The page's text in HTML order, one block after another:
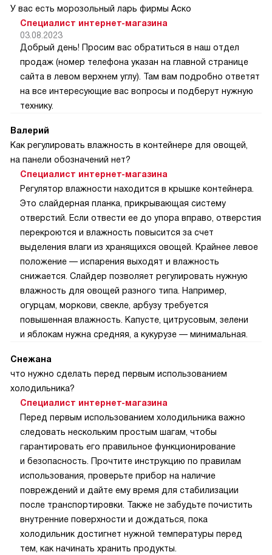
У вас есть морозольный ларь фирмы Аско
Специалист интернет-магазина
03.08.2023
Добрый день! Просим вас обратиться в наш отдел
продаж (номер телефона указан на главной странице
сайта в левом верхнем углу). Там вам подробно ответят
на все интересующие вас вопросы и подберут нужную
технику.
Валерий
Как регулировать влажность в контейнере для овощей,
на панели обозначений нет?
Специалист интернет-магазина
Регулятор влажности находится в крышке контейнера.
Это слайдерная планка, прикрывающая систему
отверстий. Если отвести ее до упора вправо, отверстия
перекроются и влажность повысится за счет
выделения влаги из хранящихся овощей. Крайнее левое
положение — испарения выходят и влажность
снижается. Слайдер позволяет регулировать нужную
влажность для овощей разного типа. Например,
огурцам, моркови, свекле, арбузу требуется
повышенная влажность. Капусте, цитрусовым, зелени
и яблокам нужна средняя, а кукурузе — минимальная.
Снежана
что нужно сделать перед первым использованием
холодильника?
Специалист интернет-магазина
Перед первым использованием холодильника важно
следовать нескольким простым шагам, чтобы
гарантировать его правильное функционирование
и безопасность. Прочтите инструкцию по правилам
использования, проверьте прибор на наличие
повреждений и дайте ему время для стабилизации
после транспортировки. Также не забудьте почистить
внутренние поверхности и дождаться, пока
холодильник достигнет нужной температуры перед
тем, как начинать хранить продукты.